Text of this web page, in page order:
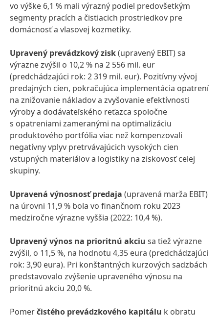
vo výške 6,1 % mali výrazný podiel predovšetkým
segmenty pracích a čistiacich prostriedkov pre
domácnosť a vlasovej kozmetiky.
Upravený prevádzkový zisk(upravený EBIT) sa
výrazne zvýšil o 10,2 % na 2 556 mil. eur
(predchádzajúci rok: 2 319 mil. eur). Pozitívny vývoj
predajných cien, pokračujúca implementácia opatrení
na znižovanie nákladov a zvyšovanie efektívnosti
výroby a dodávateľského reťazca spoločne
s opatreniami zameranými na optimalizáciu
produktového portfólia viac než kompenzovali
negatívny vplyv pretrvávajúcich vysokých cien
vstupných materiálov a logistiky na ziskovosť celej
skupiny.
Upravená výnosnosť predaja (upravená marža EBIT)
na úrovni 11,9 % bola vo finančnom roku 2023
medziročne výrazne vyššia (2022: 10,4 %).
Upravený výnos na prioritnú akciu sa tiež výrazne
zvýšil, o 11,5 %, na hodnotu 4,35 eura (predchádzajúci
rok: 3,90 eura). Pri konštantných kurzových sadzbách
predstavovalo zvýšenie upraveného výnosu na
prioritnú akciu 20,0 %.
Pomerčistého prevádzkového kapitálu k obratu